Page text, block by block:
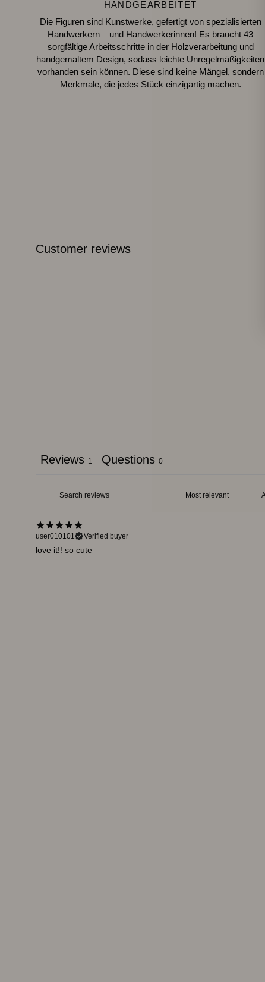
HANDGEARBEITET
Die Figuren sind Kunstwerke, gefertigt von spezialisierten
Handwerkern – und Handwerkerinnen! Es braucht 43
sorgfältige Arbeitsschritte in der Holzverarbeitung und
handgemaltem Design, sodass leichte Unregelmäßigkeiten
vorhanden sein können. Diese sind keine Mängel, sondern
Merkmale, die jedes Stück einzigartig machen.
Customer reviews
Reviews 1 Questions 0
user010101
Verified buyer
love it!! so cute